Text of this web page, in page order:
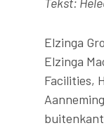
Elzinga
Elzinga
Facilities,